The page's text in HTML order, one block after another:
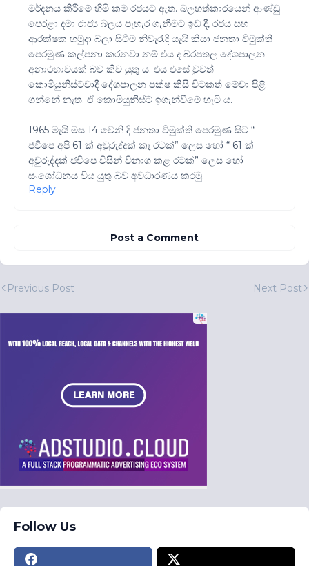
මර්දනය කිරීමේ හිමි කම රජයට ඇත. බලහත්කාරයෙන් ආණ්ඩු
පෙරළා දමා රාජ්‍ය බලය පැහැර ගැනීමට ඉඩ දී, රජය සහ
ආරක්ෂක හමුදා බලා සිටීම නිවැරැදි යැයි කියා ජනතා විමුක්ති
පෙරමුණ කල්පනා කරනවා නම් එය ද බරපතල දේශපාලන
අනාථභාවයක් බව කිව යුතු ය. එය එසේ වුවත්
කොමියුනිස්ට්වාදී දේශපාලන පක්ෂ කිසි විටකත් මේවා පිළි
ගන්නේ නැත. ඒ කොමියුනිස්ට් ඉගැන්වීමේ හැටි ය.
1965 මැයි මස 14 වෙනි දි ජනතා විමුක්ති පෙරමුණ සිට “
ජවිපෙ අපි 61 ක් අවුරුද්දක් කෑ රටක්” ලෙස හෝ “ 61 ක්
අවුරුද්දක් ජවිපෙ විසින් විනාශ කළ රටක්” ලෙස හෝ
සංශෝධනය විය යුතු බව අවධාරණය කරමු.
Reply
Post a Comment
Previous Post Next Post
Follow Us